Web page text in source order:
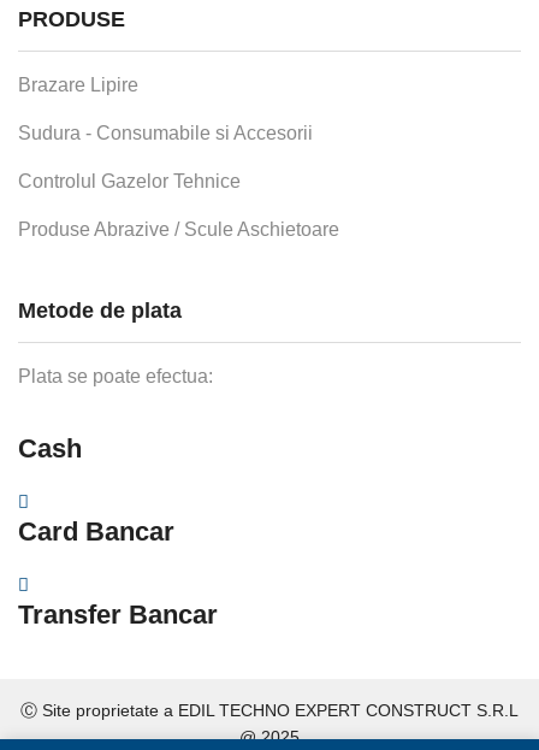
PRODUSE
Brazare Lipire
Sudura - Consumabile si Accesorii
Controlul Gazelor Tehnice
Produse Abrazive / Scule Aschietoare
Metode de plata
Plata se poate efectua:
Cash
Card Bancar
Transfer Bancar
Ⓒ Site proprietate a EDIL TECHNO EXPERT CONSTRUCT S.R.L
@ 2025